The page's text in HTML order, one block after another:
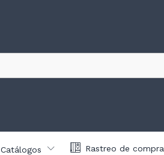
Catálogos Rastreo de compra